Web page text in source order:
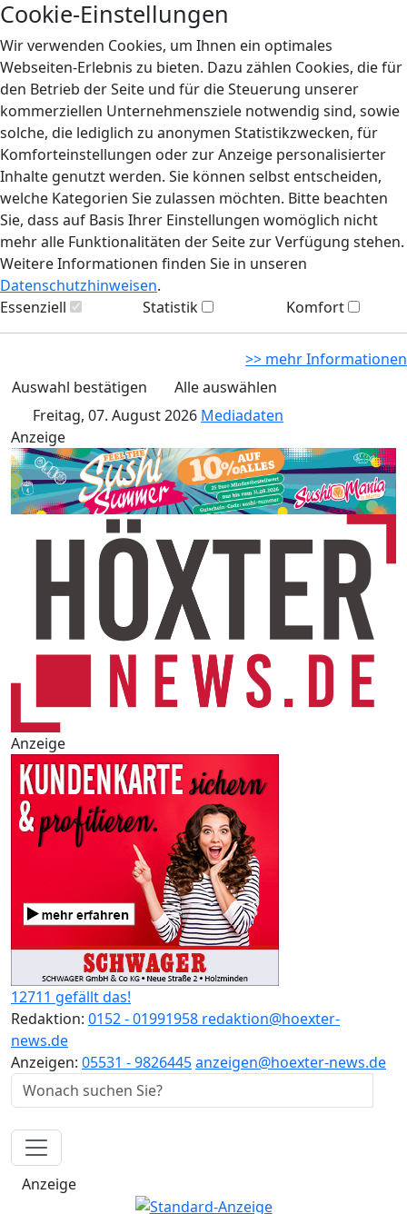
Cookie-Einstellungen
Wir verwenden Cookies, um Ihnen ein optimales
Webseiten-Erlebnis zu bieten. Dazu zählen Cookies, die für
den Betrieb der Seite und für die Steuerung unserer
kommerziellen Unternehmensziele notwendig sind, sowie
solche, die lediglich zu anonymen Statistikzwecken, für
Komforteinstellungen oder zur Anzeige personalisierter
Inhalte genutzt werden. Sie können selbst entscheiden,
welche Kategorien Sie zulassen möchten. Bitte beachten
Sie, dass auf Basis Ihrer Einstellungen womöglich nicht
mehr alle Funktionalitäten der Seite zur Verfügung stehen.
Weitere Informationen finden Sie in unseren
Datenschutzhinweisen.
Essenziell
Statistik Komfort
>> mehr Informationen
Auswahl bestätigen
Alle auswählen
Freitag, 07. August 2026 Mediadaten
Anzeige
Anzeige
12711 gefällt das!
Redaktion: 0152 - 01991958 redaktion@hoexter-
news.de
Anzeigen: 05531 - 9826445anzeigen@hoexter-news.de
Anzeige